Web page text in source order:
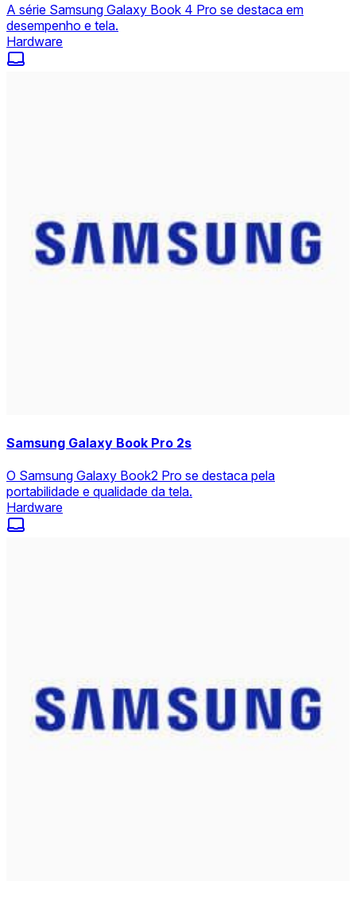
A série Samsung Galaxy Book 4 Pro se destaca em
desempenho e tela.
Hardware
Samsung Galaxy Book Pro 2s
O Samsung Galaxy Book2 Pro se destaca pela
portabilidade e qualidade da tela.
Hardware